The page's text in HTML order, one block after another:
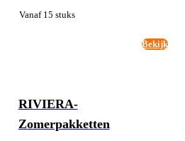
Vanaf 15 stuks
Bekijk
RIVIERA-
Zomerpakketten